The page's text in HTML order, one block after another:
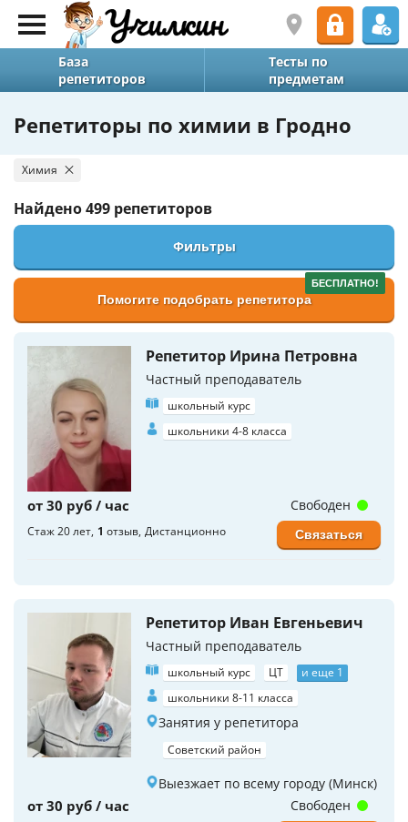
База
репетиторов
Тесты по
предметам
Репетиторы по химии в Гродно
Химия
Найдено499 репетиторов
Фильтры
БЕСПЛАТНО!
Помогите подобрать репетитора
Репетитор Ирина Петровна
Частный преподаватель
школьный курс
школьники 4-8 класса
от 30 руб / час
Стаж 20 лет 1 отзыв Дистанционно
Свободен
Связаться
Репетитор Иван Евгеньевич
Частный преподаватель
школьный курс ЦТ
и еще 1
школьники 8-11 класса
Занятия у репетитора
Советский район
Выезжает по всему городу (Минск)
от 30 руб / час Свободен